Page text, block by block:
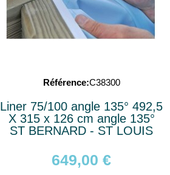
Référence C38300
Liner 75/100 angle 135° 492,5
X 315 x 126 cm angle 135°
ST BERNARD - ST LOUIS
649,00 €